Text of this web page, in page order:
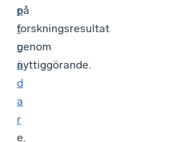
e
t
r
ä
d
a
r
e.
på
forskningsresultat
genom
nyttiggörande.